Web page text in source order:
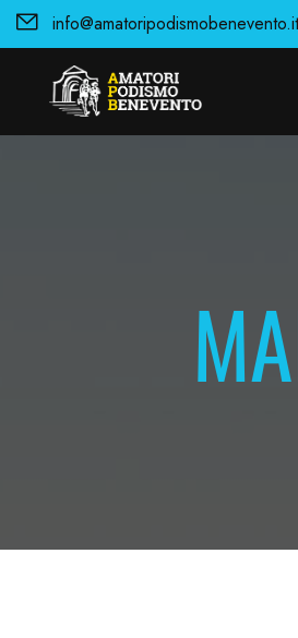
info@amatoripodismobenevento.it